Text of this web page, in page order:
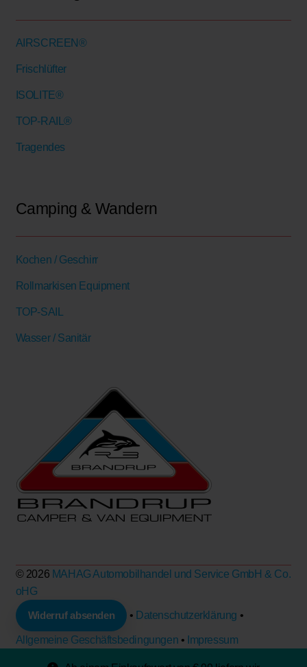
AIRSCREEN®
Frischlüfter
ISOLITE®
TOP-RAIL®
Tragendes
Camping & Wandern
Kochen / Geschirr
Rollmarkisen Equipment
TOP-SAIL
Wasser / Sanitär
© 2026 MAHAG Automobilhandel und Service GmbH & Co.
oHG
Widerruf absenden • Datenschutzerklärung •
Allgemeine Geschäftsbedingungen • Impressum